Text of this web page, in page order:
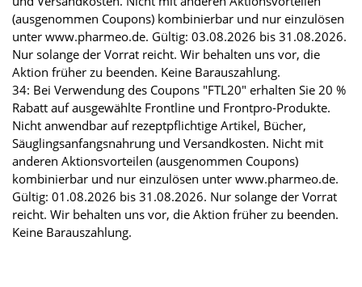
(ausgenommen Coupons) kombinierbar und nur einzulösen
unter www.pharmeo.de. Gültig: 03.08.2026 bis 31.08.2026.
Nur solange der Vorrat reicht. Wir behalten uns vor, die
Aktion früher zu beenden. Keine Barauszahlung.
34: Bei Verwendung des Coupons "FTL20" erhalten Sie 20 %
Rabatt auf ausgewählte Frontline und Frontpro-Produkte.
Nicht anwendbar auf rezeptpflichtige Artikel, Bücher,
Säuglingsanfangsnahrung und Versandkosten. Nicht mit
anderen Aktionsvorteilen (ausgenommen Coupons)
kombinierbar und nur einzulösen unter www.pharmeo.de.
Gültig: 01.08.2026 bis 31.08.2026. Nur solange der Vorrat
reicht. Wir behalten uns vor, die Aktion früher zu beenden.
Keine Barauszahlung.